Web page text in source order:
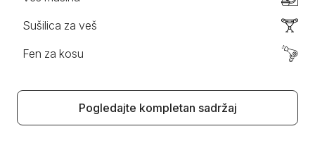
Sušilica za veš
Fen za kosu
Pogledajte kompletan sadržaj